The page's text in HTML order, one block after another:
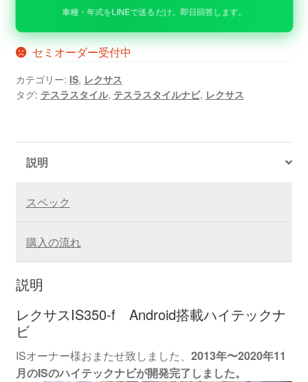
車種・年式をLINEで送るだけ。即日回答します。
セミオーダー受付中
カテゴリー: IS, レクサス
タグ: テスラスタイル, テスラスタイルナビ, レクサス
説明
スペック
購入の流れ
説明
レクサスIS350-f Android搭載ハイテックナ
ビ
ISオーナー様おまたせ致しました、 2013年〜2020年11
月のISのハイテックナビが開発完了しました。